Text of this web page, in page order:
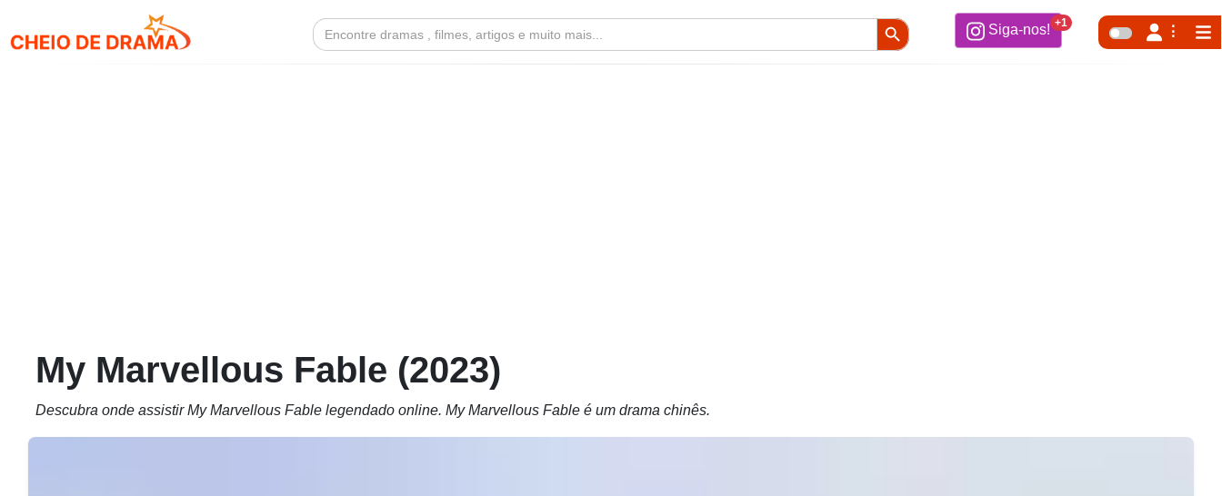
Search
for:
Search Button
Siga-nos! +1
My Marvellous Fable (2023)
Descubra onde assistir My Marvellous Fable legendado online. My Marvellous Fable é um drama chinês.